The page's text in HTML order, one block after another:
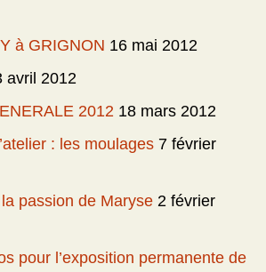
à GRIGNON 16 mai 2012
avril 2012
2012 18 mars 2012
: les moulages 7 février
passion de Maryse 2 février
pour l’exposition permanente de